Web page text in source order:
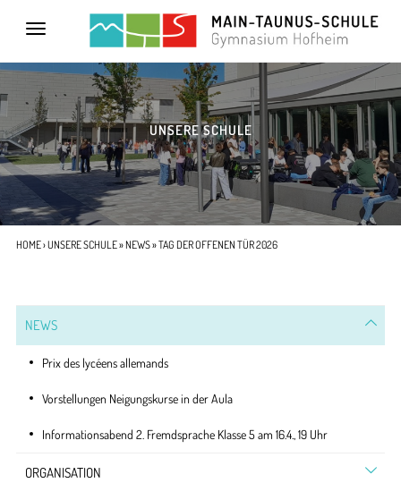
Toggle
UNSERE SCHULE
HOME›UNSERE SCHULE»NEWS» TAG DER OFFENEN TÜR 2026
NEWS
Prix des lycéens allemands
Vorstellungen Neigungskurse in der Aula
Informationsabend 2. Fremdsprache Klasse 5 am 16.4., 19 Uhr
ORGANISATION